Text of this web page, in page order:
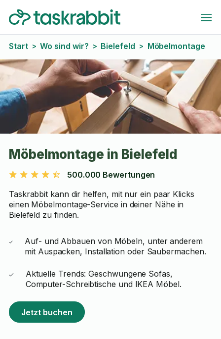
Start > Wo sind wir? > Bielefeld > Möbelmontage
Möbelmontage in Bielefeld
500.000 Bewertungen
Taskrabbit kann dir helfen, mit nur ein paar Klicks
einen Möbelmontage-Service in deiner Nähe in
Bielefeld zu finden.
Auf- und Abbauen von Möbeln, unter anderem
mit Auspacken, Installation oder Saubermachen.
Aktuelle Trends: Geschwungene Sofas,
Computer-Schreibtische und IKEA Möbel.
Jetzt buchen